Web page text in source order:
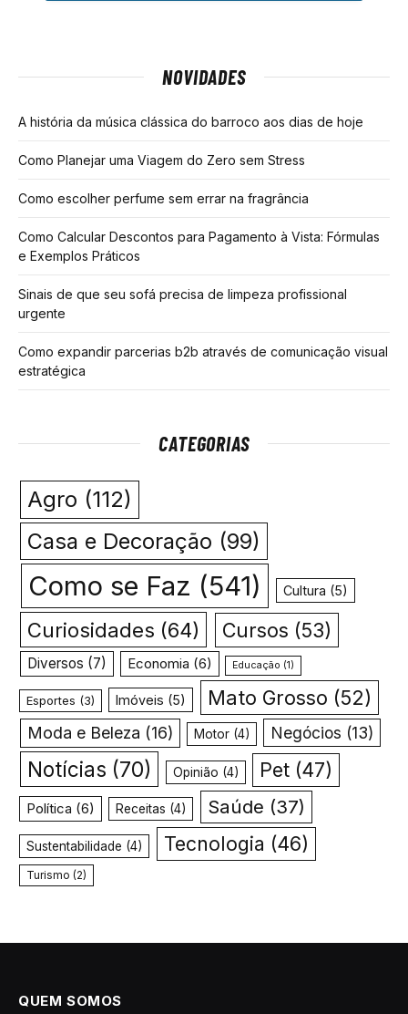
NOVIDADES
A história da música clássica do barroco aos dias de hoje
Como Planejar uma Viagem do Zero sem Stress
Como escolher perfume sem errar na fragrância
Como Calcular Descontos para Pagamento à Vista: Fórmulas
e Exemplos Práticos
Sinais de que seu sofá precisa de limpeza profissional
urgente
Como expandir parcerias b2b através de comunicação visual
estratégica
CATEGORIAS
Agro (112)
Casa e Decoração (99)
Como se Faz (541) Cultura (5)
Curiosidades (64) Cursos (53)
Diversos (7) Economia (6) Educação (1)
Esportes (3) Imóveis (5) Mato Grosso (52)
Moda e Beleza (16) Motor(4) Negócios (13)
Notícias (70) Opinião (4) Pet (47)
Política (6) Receitas (4) Saúde (37)
Sustentabilidade (4) Tecnologia (46)
Turismo (2)
QUEM SOMOS